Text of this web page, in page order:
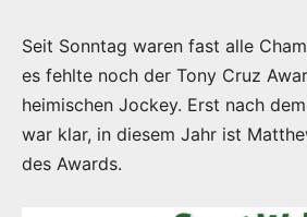
Seit Sonntag waren fast alle
es fehlte noch der Tony Cruz
heimischen Jockey. Erst nach
war klar, in diesem Jahr ist
des Awards.